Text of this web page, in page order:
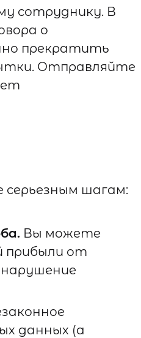
сотруднику. В
о
прекратить
Отправляйте
серьезным шагам:
Вы можете
прибыли от
данных (а